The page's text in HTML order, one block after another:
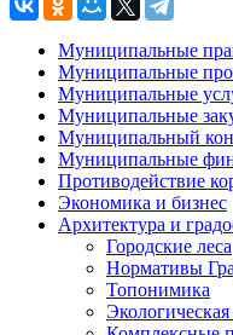
Муниципальные
Муниципальные
Муниципальные
Муниципальные
Муниципальный
Муниципальные
Противодействие
Экономика и бизнес
Архитектура и
Городские леса
Нормативы
Топонимика
Экологическая